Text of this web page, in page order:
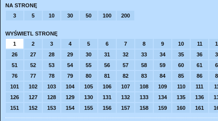
NA STRONĘ
3
5 10 30 50 100 200
WYŚWIETL STRONĘ
1
2 3 4 5 6 7 8 9 10 11
26
27 28 29 30 31 32 33 34 35 36
51
52 53 54 55 56 57 58 59 60 61
76
77 78 79 80 81 82 83 84 85 86
101
102 103 104 105 106 107 108 109 110 111
126
127 128 129 130 131 132 133 134 135 136
151
152 153 154 155 156 157 158 159 160 161